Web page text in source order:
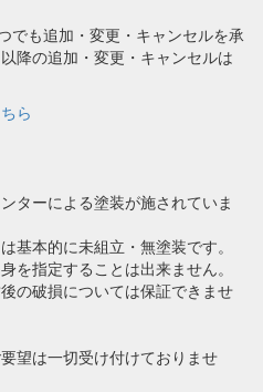
でも追加・変更・キャンセルを承
降の追加・変更・キャンセルは
ら
ターによる塗装が施されていま
基本的に未組立・無塗装です。
を指定することは出来ません。
の破損については保証できませ
望は一切受け付けておりませ